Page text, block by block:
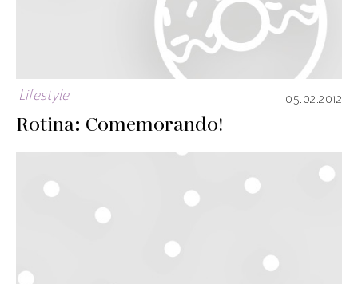
Lifestyle 05.02.2012
Rotina: Comemorando!